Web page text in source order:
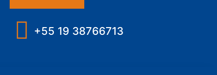
+55 19 38766713